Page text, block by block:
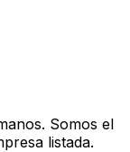
Somos el
listada.